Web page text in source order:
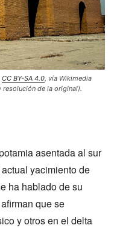
CC BY-SA 4.0, vía Wikimedia
de la original).
asentada al sur
yacimiento de
ha hablado de su
que se
y otros en el delta